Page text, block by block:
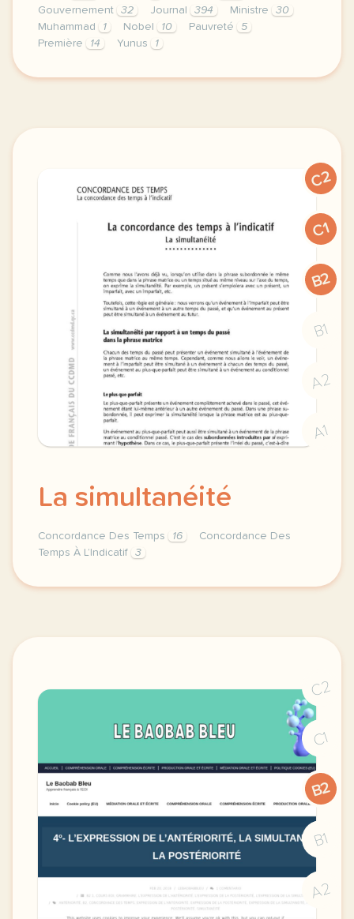
Gouvernement
32 Journal 394 Ministre
30
Muhammad
1 Nobel 10 Pauvreté
5
Première
14 Yunus 1
exercice b2 le prix nobel muhammad yunus a la
C2
C1
B2
B1
A2
A1
La simultanéité
Concordance Des Temps 16
Concordance Des
Temps À L’Indicatif
3
la concordance des temps a l indicatif
C2
C1
B2
B1
A2